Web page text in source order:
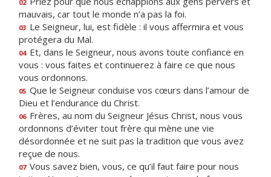
02
mauvais, car tout le monde n’a pas la foi.
03 Le Seigneur, lui, est fidèle : il vous affermira et vous
protégera du Mal.
04 Et, dans le Seigneur, nous avons toute confiance en
vous : vous faites et continuerez à faire ce que nous
vous ordonnons.
05 Que le Seigneur conduise vos cœurs dans l’amour de
Dieu et l’endurance du Christ.
06 Frères, au nom du Seigneur Jésus Christ, nous vous
ordonnons d’éviter tout frère qui mène une vie
désordonnée et ne suit pas la tradition que vous avez
reçue de nous.
07 Vous savez bien, vous, ce qu’il faut faire pour nous